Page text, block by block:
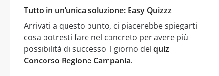
Tutto in un’unica soluzione: Easy Quizzz
Arrivati a questo punto, ci piacerebbe spiegarti
cosa potresti fare nel concreto per avere più
possibilità di successo il giorno del quiz
Concorso Regione Campania.